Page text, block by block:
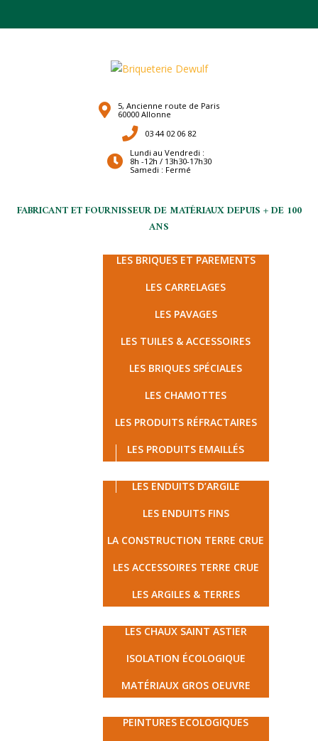
5, Ancienne route de Paris
60000 Allonne
03 44 02 06 82
Lundi au Vendredi :
8h -12h / 13h30-17h30
Samedi : Fermé
FABRICANT ET FOURNISSEUR DE MATÉRIAUX DEPUIS + DE 100
ANS
LES BRIQUES ET PAREMENTS
LES CARRELAGES
LES PAVAGES
LES TUILES & ACCESSOIRES
LES BRIQUES SPÉCIALES
LES CHAMOTTES
LES PRODUITS RÉFRACTAIRES
LES PRODUITS EMAILLÉS
LES ENDUITS D’ARGILE
LES ENDUITS FINS
LA CONSTRUCTION TERRE CRUE
LES ACCESSOIRES TERRE CRUE
LES ARGILES & TERRES
LES CHAUX SAINT ASTIER
ISOLATION ÉCOLOGIQUE
MATÉRIAUX GROS OEUVRE
PEINTURES ECOLOGIQUES